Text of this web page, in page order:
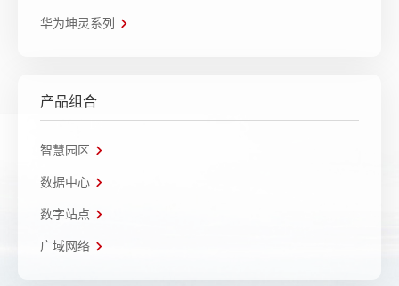
华为坤灵系列
产品组合
智慧园区
数据中心
数字站点
广域网络